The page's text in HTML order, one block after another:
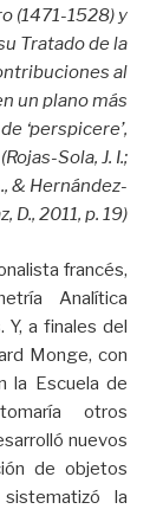
(1471-1528) y
Tratado de la
al
un plano más
‘perspicere’,
Sola, J. I.;
& Hernández-
D., 2011, p. 19)
francés,
Analítica
Y, a finales del
Monge, con
la Escuela de
otros
nuevos
de objetos
la